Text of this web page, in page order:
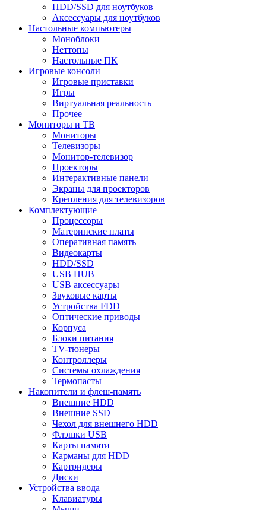
HDD/SSD для ноутбуков
Аксессуары для ноутбуков
Настольные компьютеры
Моноблоки
Неттопы
Настольные ПК
Игровые консоли
Игровые приставки
Игры
Виртуальная реальность
Прочее
Мониторы и ТВ
Мониторы
Телевизоры
Монитор-телевизор
Проекторы
Интерактивные панели
Экраны для проекторов
Крепления для телевизоров
Комплектующие
Процессоры
Материнские платы
Оперативная память
Видеокарты
HDD/SSD
USB HUB
USB аксессуары
Звуковые карты
Устройства FDD
Оптические приводы
Корпуса
Блоки питания
TV-тюнеры
Контроллеры
Системы охлаждения
Термопасты
Накопители и флеш-память
Внешние HDD
Внешние SSD
Чехол для внешнего HDD
Флэшки USB
Карты памяти
Карманы для HDD
Картридеры
Диски
Устройства ввода
Клавиатуры